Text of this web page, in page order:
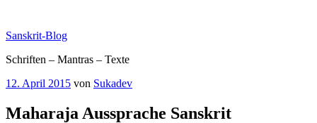
springen
Sanskrit-Blog
Schriften – Mantras – Texte
Veröffentlicht
12. April 2015 von Sukadev
Maharaja Aussprache Sanskrit